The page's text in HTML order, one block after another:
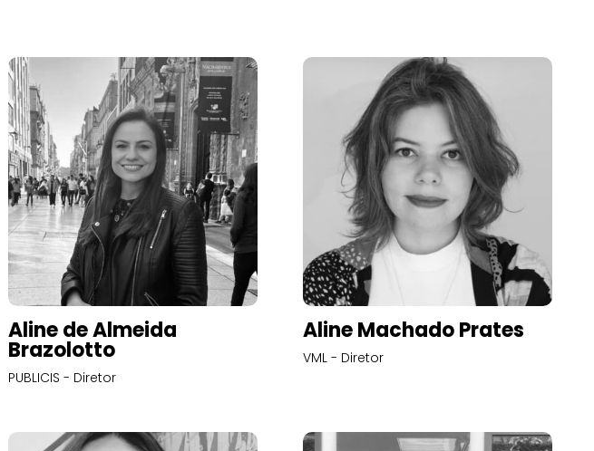
Aline de Almeida
Brazolotto
PUBLICIS - Diretor
Aline Machado Prates
VML - Diretor